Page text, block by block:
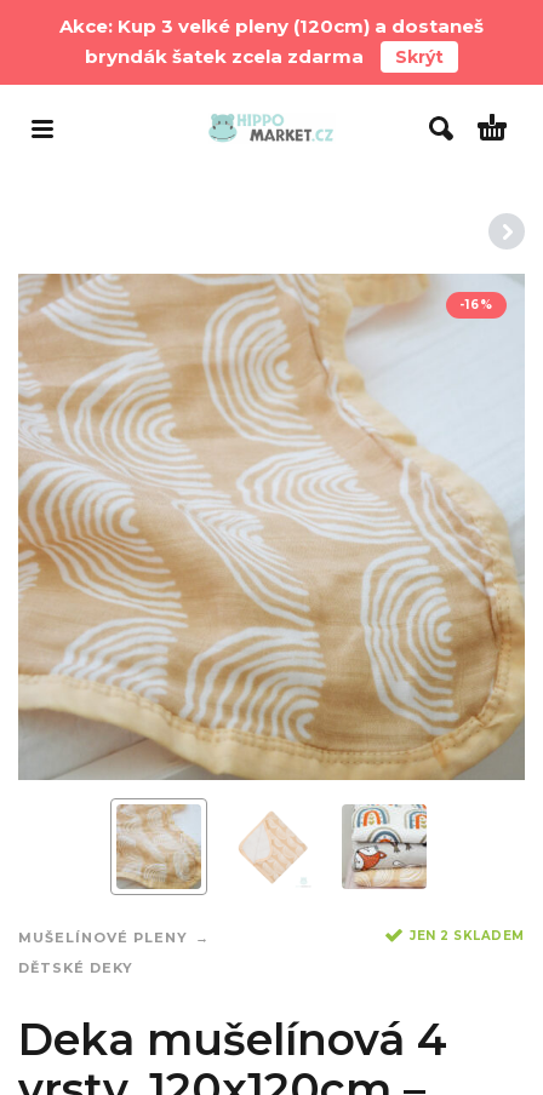
Akce: Kup 3 velké pleny (120cm) a dostaneš
bryndák šatek zcela zdarma
Skrýt
-16%
MUŠELÍNOVÉ PLENY
DĚTSKÉ DEKY
JEN 2 SKLADEM
Deka mušelínová 4